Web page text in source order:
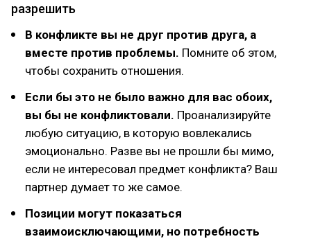
разрешить
В конфликте вы не друг против друга, а
вместе против проблемы. Помните об этом,
чтобы сохранить отношения.
Если бы это не было важно для вас обоих,
вы бы не конфликтовали. Проанализируйте
любую ситуацию, в которую вовлекались
эмоционально. Разве вы не прошли бы мимо,
если не интересовал предмет конфликта? Ваш
партнер думает то же самое.
Позиции могут показаться
взаимоисключающими, но потребность